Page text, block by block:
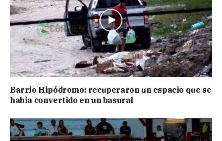
Barrio Hipódromo: recuperaron un espacio que se
había convertido en un basural